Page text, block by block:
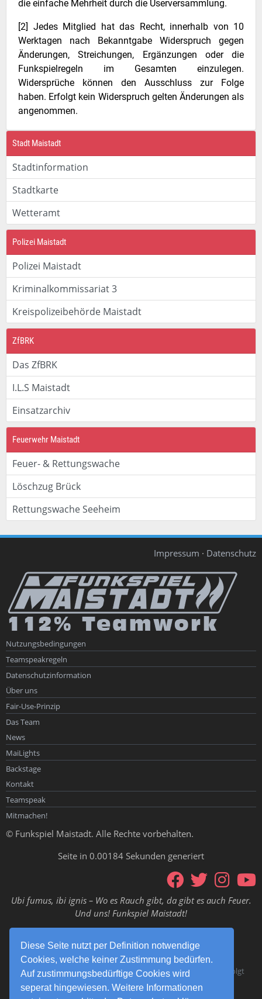
Diese Seite nutzt per Definition notwendige
Cookies, welche keiner Zustimmung bedürfen.
Auf zustimmungsbedürftige Cookies wird
seperat hingewiesen. Weitere Informationen
die einfache Mehrheit durch die Userversammlung.
[2] Jedes Mitglied hat das Recht, innerhalb von 10
Werktagen nach Bekanntgabe Widerspruch gegen
Änderungen, Streichungen, Ergänzungen oder die
Funkspielregeln im Gesamten einzulegen.
Widersprüche können den Ausschluss zur Folge
haben. Erfolgt kein Widerspruch gelten Änderungen als
angenommen.
Stadt Maistadt
Stadtinformation
Stadtkarte
Wetteramt
Polizei Maistadt
Polizei Maistadt
Kriminalkommissariat 3
Kreispolizeibehörde Maistadt
ZfBRK
Das ZfBRK
I.L.S Maistadt
Einsatzarchiv
Feuerwehr Maistadt
Feuer- & Rettungswache
Löschzug Brück
Rettungswache Seeheim
Impressum · Datenschutz
Nutzungsbedingungen
Teamspeakregeln
Datenschutzinformation
Über uns
Fair-Use-Prinzip
Das Team
News
MaiLights
Backstage
Kontakt
Teamspeak
Mitmachen!
© Funkspiel Maistadt. Alle Rechte vorbehalten.
Seite in 0.00184 Sekunden generiert
Ubi fumus, ibi ignis – Wo es Rauch gibt, da gibt es auch Feuer.
Und uns! Funkspiel Maistadt!
Das Original seit 2014
Plagiate dieser Website werden automatisiert erfasst und verfolgt